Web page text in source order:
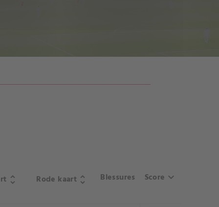
unfold_more Rode kaart unfold_more Blessures Score keyboard_arrow_down